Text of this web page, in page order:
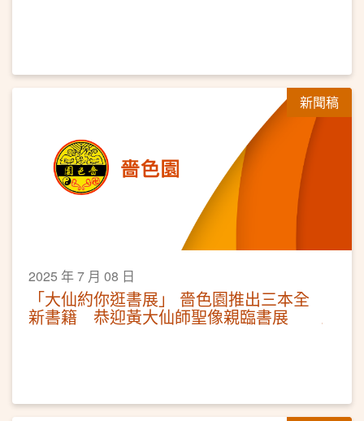
新聞稿
2025 年 7 月 08 日
「大仙約你逛書展」 嗇色園推出三本全
新書籍 恭迎黃大仙師聖像親臨書展